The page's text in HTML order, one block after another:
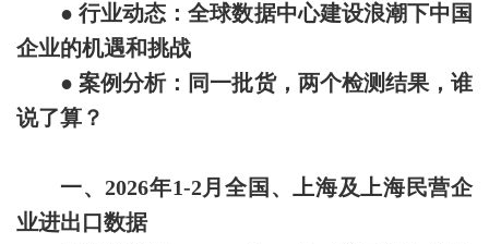
● 行业动态：全球数据中心建设浪潮下中国
企业的机遇和挑战
● 案例分析：同一批货，两个检测结果，谁
说了算？
一、2026年1-2月全国、上海及上海民营企
业进出口数据